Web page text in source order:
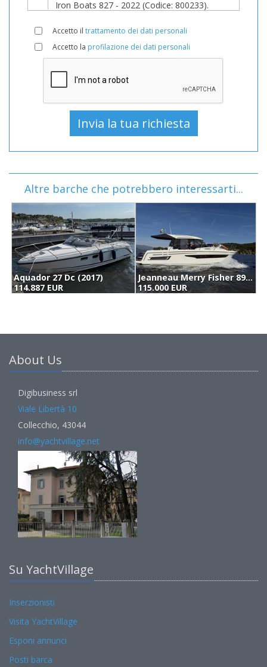
Accetto il trattamento dei dati personali
Accetto la profilazione dei dati personali
Altre barche che potrebbero interessarti...
Jeanneau Merry Fisher 895 (2018)
115.000 EUR
Axopar 28 T-top (2016)
110.000 EUR
About Us
Digibusiness srl
Viale Libertà 10
Collecchio, 43044
info@yachtvillage.net
Su YachtVillage
Inserzionisti
Visita YachtVillage
Esponi annunci
Posti barca